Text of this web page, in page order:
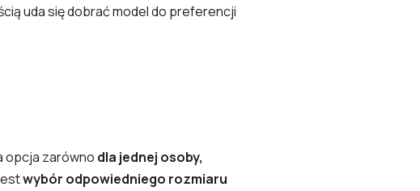
uda się dobrać model do preferencji
opcja zarówno dla jednej osoby,
wybór odpowiedniego rozmiaru